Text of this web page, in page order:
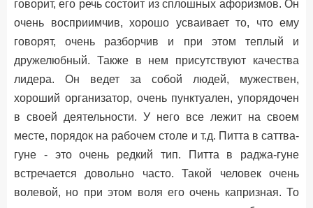
говорит, его речь состоит из сплошных афоризмов. Он
очень восприимчив, хорошо усваивает то, что ему
говорят, очень разборчив и при этом теплый и
дружелюбный. Также в нем присутствуют качества
лидера. Он ведет за собой людей, мужествен,
хороший организатор, очень пунктуален, упорядочен
в своей деятельности. У него все лежит на своем
месте, порядок на рабочем столе и т.д. Питта в саттва-
гуне - это очень редкий тип. Питта в раджа-гуне
встречается довольно часто. Такой человек очень
волевой, но при этом воля его очень капризная. То